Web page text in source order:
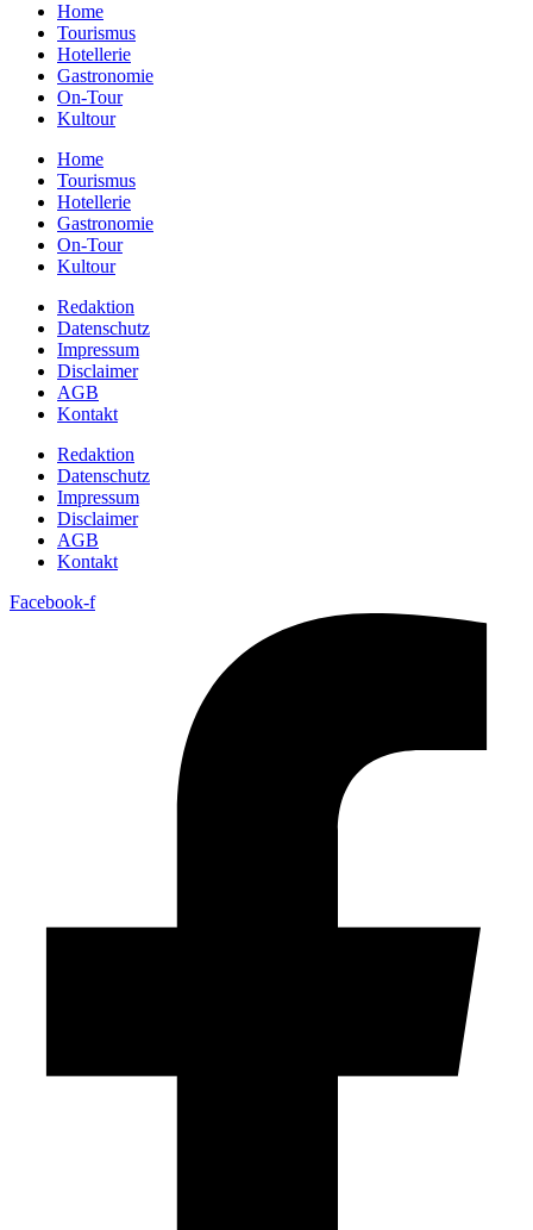
Home
Tourismus
Hotellerie
Gastronomie
On-Tour
Kultour
Home
Tourismus
Hotellerie
Gastronomie
On-Tour
Kultour
Redaktion
Datenschutz
Impressum
Disclaimer
AGB
Kontakt
Redaktion
Datenschutz
Impressum
Disclaimer
AGB
Kontakt
Facebook-f